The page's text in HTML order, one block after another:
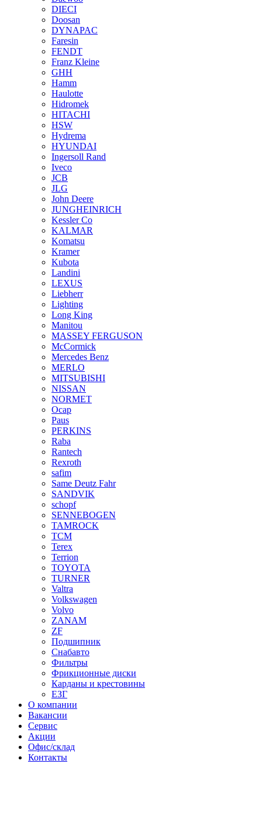
DIECI
Doosan
DYNAPAC
Faresin
FENDT
Franz Kleine
GHH
Hamm
Haulotte
Hidromek
HITACHI
HSW
Hydrema
HYUNDAI
Ingersoll Rand
Iveco
JCB
JLG
John Deere
JUNGHEINRICH
Kessler Co
KALMAR
Komatsu
Kramer
Kubota
Landini
LEXUS
Liebherr
Lighting
Long King
Manitou
MASSEY FERGUSON
McCormick
Mercedes Benz
MERLO
MITSUBISHI
NISSAN
NORMET
Ocap
Paus
PERKINS
Raba
Rantech
Rexroth
safim
Same Deutz Fahr
SANDVIK
schopf
SENNEBOGEN
TAMROCK
TCM
Terex
Terrion
TOYOTA
TURNER
Valtra
Volkswagen
Volvo
ZANAM
ZF
Подшипник
Снабавто
Фильтры
Фрикционные диски
Карданы и крестовины
ЕЗГ
О компании
Вакансии
Сервис
Акции
Офис/склад
Контакты